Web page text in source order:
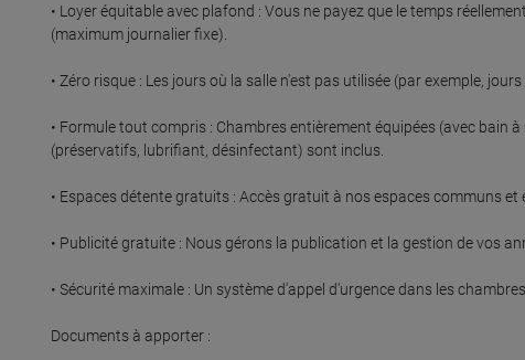
• Loyer équitable avec plafond : Vous ne payez que le temps
(maximum journalier fixe).
• Zéro risque : Les jours où la salle n'est pas utilisée (par exemple,
• Formule tout compris : Chambres entièrement équipées (avec bain
(préservatifs, lubrifiant, désinfectant) sont inclus.
• Espaces détente gratuits : Accès gratuit à nos espaces communs et
• Publicité gratuite : Nous gérons la publication et la gestion de vos
• Sécurité maximale : Un système d'appel d'urgence dans les
Documents à apporter :